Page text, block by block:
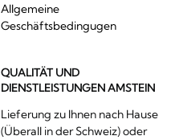
Allgemeine
Geschäftsbedingugen
QUALITÄT UND
DIENSTLEISTUNGEN AMSTEIN
Lieferung zu Ihnen nach Hause
(Überall in der Schweiz) oder